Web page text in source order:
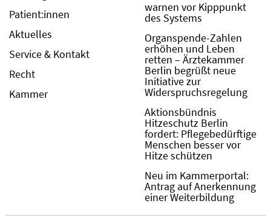
Patient:innen
Aktuelles
Service & Kontakt
Recht
Kammer
warnen vor Kipppunkt
des Systems
Organspende-Zahlen
erhöhen und Leben
retten – Ärztekammer
Berlin begrüßt neue
Initiative zur
Widerspruchsregelung
Aktionsbündnis
Hitzeschutz Berlin
fordert: Pflegebedürftige
Menschen besser vor
Hitze schützen
Neu im Kammerportal:
Antrag auf Anerkennung
einer Weiterbildung